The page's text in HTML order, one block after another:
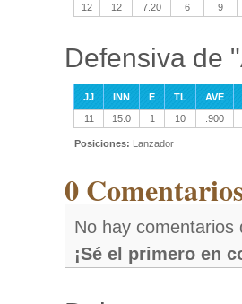
12
12 7.20 6 9
Defensiva de
JJ INN E TL
AVE
11
15.0 1 10 .900
Posiciones: Lanzador
0
No hay comentarios
¡Sé el primero en